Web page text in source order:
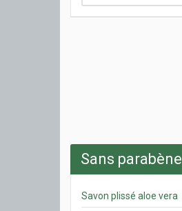
Sans parabène
Savon plissé aloe vera